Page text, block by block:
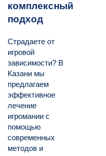
комплексный
подход
Страдаете от
игровой
зависимости? В
Казани мы
предлагаем
эффективное
лечение
игромании с
помощью
современных
методов и